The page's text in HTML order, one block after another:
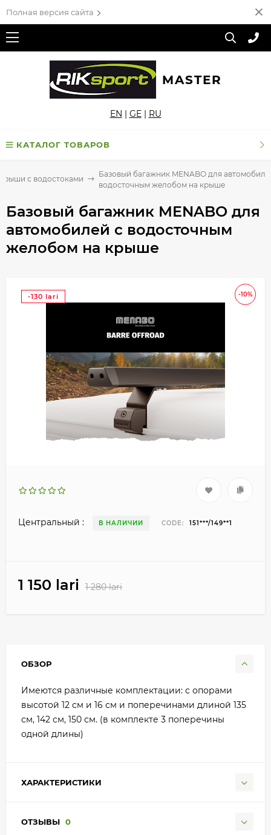
Полная версия сайта
MASTER
EN | GE| RU
КАТАЛОГ ТОВАРОВ
с водостоками
Базовый багажник MENABO для
водосточным желобом на крыше
Базовый багажник MENABO для
автомобилей с водосточным
желобом на крыше
-10%
-130 lari
Центральный : В НАЛИЧИИ CODE: 151***/149**1
1 150 lari 1 280 lari
ОБЗОР
Имеются различные комплектации: с опорами
высотой 12 см и 16 см и поперечинами длиной 135
см, 142 см, 150 см. (в комплекте 3 поперечины
одной длины)
ХАРАКТЕРИСТИКИ
ОТЗЫВЫ 0